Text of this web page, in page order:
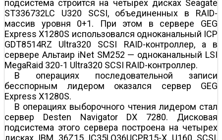
подсистема строится на четырех дисках Seagate
ST336732LC U320 SCSI, объединенных в RAID-
массив уровня 0+1. При этом в сервере GEG
Express X1280S использовался одноканальный ICP
GDT8514RZ Ultra320 SCSI RAID-контроллер, а в
сервере Альтаир iNet SM252 — одноканальный LSI
MegaRaid 320-1 Ultra320 SCSI RAID-контроллер.
В операциях последовательной записи
бесспорным лидером оказался сервер GEG
Express X1280S.
В операциях выборочного чтения лидером стал
сервер Desten Navigator DX 7280. Дисковая
подсистема этого сервера построена на четырех
дисках IBM 36Z15 IC35LO36UCPR15-X U160 SCSI,